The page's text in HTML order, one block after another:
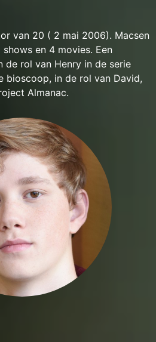
van 20 ( 2 mai 2006). Macsen
en 4 movies. Een
de rol van Henry in de serie
bioscoop, in de rol van David,
Almanac.